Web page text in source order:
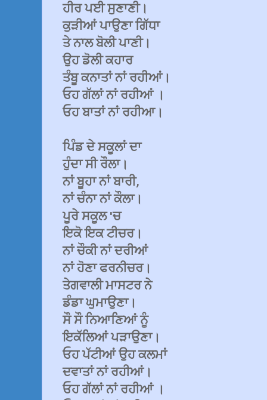
ਹੀਰ ਪਈ ਸੁਣਾਣੀ।
ਕੁੜੀਆਂ ਪਾਉਣਾ ਗਿੱਧਾ
ਤੇ ਨਾਲ ਬੋਲੀ ਪਾਣੀ।
ਉਹ ਡੋਲੀ ਕਹਾਰ
ਤੰਬੂ ਕਨਾਤਾਂ ਨਾਂ ਰਹੀਆਂ।
ਓਹ ਗੱਲਾਂ ਨਾਂ ਰਹੀਆਂ ।
ਓਹ ਬਾਤਾਂ ਨਾਂ ਰਹੀਆ।
ਪਿੰਡ ਦੇ ਸਕੂਲਾਂ ਦਾ
ਹੁੰਦਾ ਸੀ ਰੌਲਾ।
ਨਾਂ ਬੂਹਾ ਨਾਂ ਬਾਰੀ,
ਨਾਂ ਚੰਨਾ ਨਾਂ ਕੌਲਾ।
ਪੂਰੇ ਸਕੂਲ 'ਚ
ਇਕੋ ਇਕ ਟੀਚਰ।
ਨਾਂ ਚੌਕੀ ਨਾਂ ਦਰੀਆਂ
ਨਾਂ ਹੋਣਾ ਫਰਨੀਚਰ।
ਤੇਗਵਾਲੀ ਮਾਸਟਰ ਨੇ
ਡੰਡਾ ਘੁਮਾਉਣਾ।
ਸੌ ਸੌ ਨਿਆਣਿਆਂ ਨੂੰ
ਇਕੱਲਿਆਂ ਪੜਾਉਣਾ।
ਓਹ ਪੱਟੀਆਂ ਉਹ ਕਲਮਾਂ
ਦਵਾਤਾਂ ਨਾਂ ਰਹੀਆਂ।
ਓਹ ਗੱਲਾਂ ਨਾਂ ਰਹੀਆਂ ।